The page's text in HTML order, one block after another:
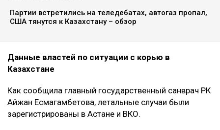
Партии встретились на теледебатах, автогаз пропал,
США тянутся к Казахстану – обзор
Данные властей по ситуации с корью в
Казахстане
Как сообщила главный государственный санврач РК
Айжан Есмагамбетова, летальные случаи были
зарегистрированы в Астане и ВКО.